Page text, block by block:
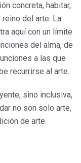
concreta, habitar,
del arte. La
aquí con un límite
del alma, de
a las que
recurrirse al arte.
sino inclusiva,
no son solo arte,
de arte.